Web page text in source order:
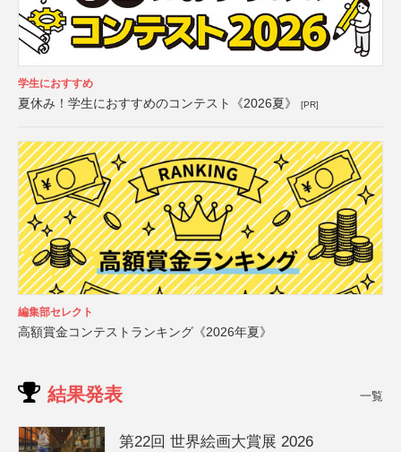
学生におすすめ
夏休み！学生におすすめのコンテスト《2026夏》 [PR]
編集部セレクト
高額賞金コンテストランキング《2026年夏》
結果発表 一覧
第22回 世界絵画大賞展 2026